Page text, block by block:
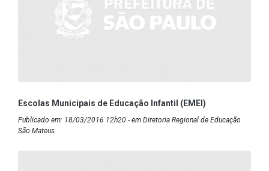
Escolas Municipais de Educação Infantil (EMEI)
Publicado em: 18/03/2016 12h20 - em Diretoria Regional de Educação
São Mateus